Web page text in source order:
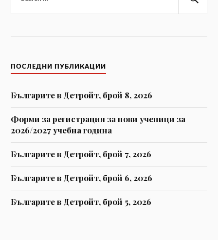
ПОСЛЕДНИ ПУБЛИКАЦИИ
Българите в Детройт, брой 8, 2026
Форми за регистрaция за нови ученици за
2026/2027 учебна година
Българите в Детройт, брой 7, 2026
Българите в Детройт, брой 6, 2026
Българите в Детройт, брой 5, 2026